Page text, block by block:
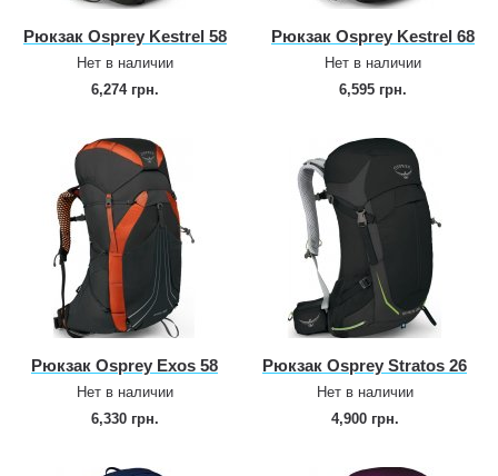
Рюкзак Osprey Kestrel 58
Нет в наличии
6,274 грн.
Рюкзак Osprey Kestrel 68
Нет в наличии
6,595 грн.
Рюкзак Osprey Exos 58
Нет в наличии
6,330 грн.
Рюкзак Osprey Stratos 26
Нет в наличии
4,900 грн.